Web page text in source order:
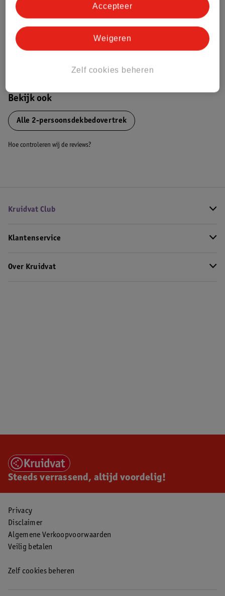
Impact Score.
Meer informatie
Bekijk ook
Alle 2-persoonsdekbedovertrek
Hoe controleren wij de reviews?
Kruidvat Club
Klantenservice
Over Kruidvat
Steeds verrassend, altijd voordelig!
Privacy
Disclaimer
Algemene Verkoopvoorwaarden
Veilig betalen
Zelf cookies beheren
Zelf cookies beheren
Weigeren
Accepteer